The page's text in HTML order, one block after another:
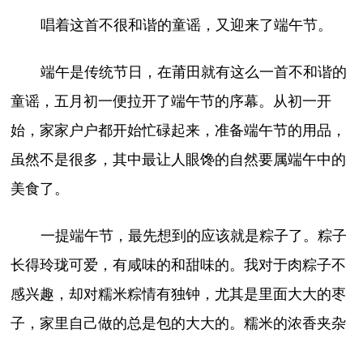
唱着这首不很和谐的童谣，又迎来了端午节。
端午是传统节日，在莆田就有这么一首不和谐的
童谣，五月初一便拉开了端午节的序幕。从初一开
始，家家户户都开始忙碌起来，准备端午节的用品，
虽然不是很多，其中最让人眼馋的自然要属端午中的
美食了。
一提端午节，最先想到的应该就是粽子了。粽子
长得玲珑可爱，有咸味的和甜味的。我对于肉粽子不
感兴趣，却对糯米粽情有独钟，尤其是里面大大的枣
子，家里自己做的总是包的大大的。糯米的浓香夹杂